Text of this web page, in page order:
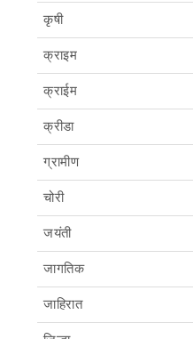
कृषी
क्राइम
क्राईम
क्रीडा
ग्रामीण
चोरी
जयंती
जागतिक
जाहिरात